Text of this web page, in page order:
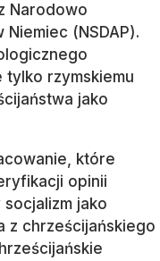
Narodowo
(NSDAP).
rzymskiemu
jako
które
opinii
jako
z chrześcijańskiego